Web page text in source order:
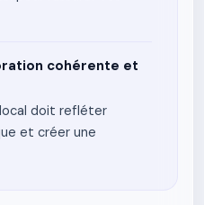
cohérente et
doit refléter
et créer une